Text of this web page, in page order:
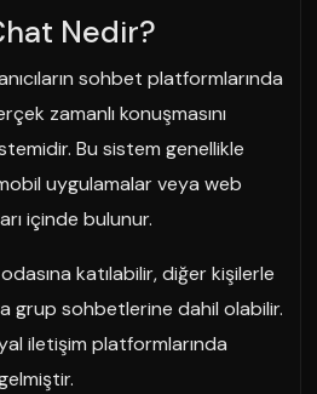
Nedir?
sohbet platformlarında
zamanlı konuşmasını
Bu sistem genellikle
uygulamalar veya web
içinde bulunur.
katılabilir, diğer kişilerle
grup sohbetlerine dahil olabilir.
iletişim platformlarında